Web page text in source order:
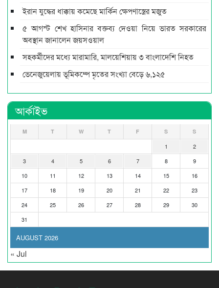
ইরান যুদ্ধের ধাক্কায় কমেছে মার্কিন ক্ষেপণাস্ত্রের মজুত
৫ আগস্ট শেখ হাসিনার বক্তব্য দেওয়া নিয়ে ভারত সরকারের
অবস্থান জানালেন জয়সওয়াল
সহকর্মীদের মধ্যে মারামারি, মালয়েশিয়ায় ৩ বাংলাদেশি নিহত
ভেনেজুয়েলায় ভূমিকম্পে মৃতের সংখ্যা বেড়ে ৬,১২৫
আর্কাইভ
AUGUST 2026
M T W T F S S
1
2
3
4 5 6 7 8
9
10
11 12 13 14 15
16
17
18 19 20 21 22
23
24
25 26 27 28 29
30
31
« Jul